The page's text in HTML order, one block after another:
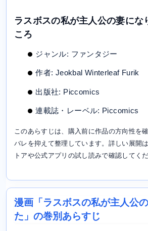
ラスボスの私が主人公の妻にな
ころ
ジャンル: ファンタジー
作者: Jeokbal Winterleaf Furik
出版社: Piccomics
連載誌・レーベル: Piccomics
このあらすじは、購入前に作品の方向性を
バレを抑えて整理しています。詳しい展開
トアや公式アプリの試し読みで確認してくだ
漫画「ラスボスの私が主人公
た」の巻別あらすじ